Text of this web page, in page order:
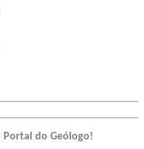
Portal do Geólogo!